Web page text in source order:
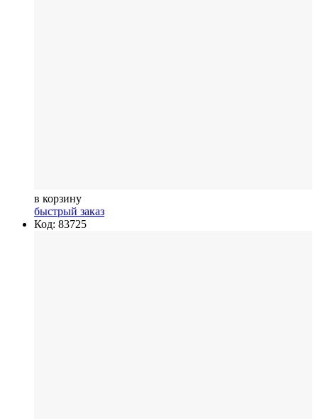
в корзину
быстрый заказ
Код: 83725